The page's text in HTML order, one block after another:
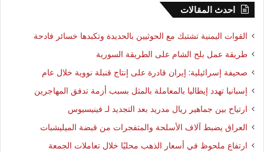
احدث المقالات
القوات اليمنية تشتبك مع الحوثيين بالحديدة وتكبدها خسائر فادحة
طريقة عمل بلح الشام على الطريقة السورية
صحيفة إسرائيلية: إيران قادرة على إنتاج قنبلة نووية خلال عام
إسبانيا تهدد إيطاليا بالمعاملة بالمثل بسبب أزمة تدفق المهاجرين
ارتياح بين جماهير ريال مدريد بعد التجديد لـ فينيسيوس
العراق يضبط آلاف الأسلحة والمتفجرات من قبضة الميليشبات
ارتفاع ملحوظ في أسعار الذهب محليًا خلال تعاملات الجمعة